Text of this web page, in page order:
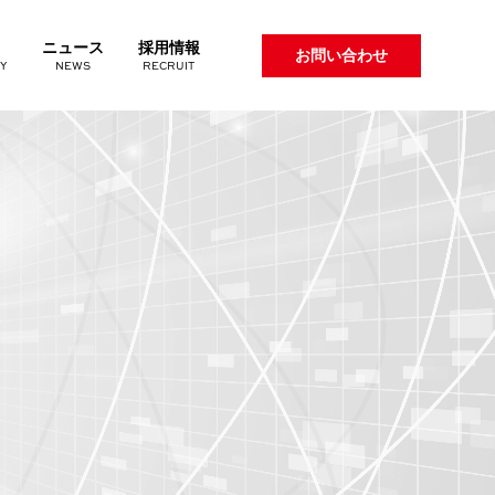
ニュース
NEWS
採用情報
RECRUIT お問い合わせ